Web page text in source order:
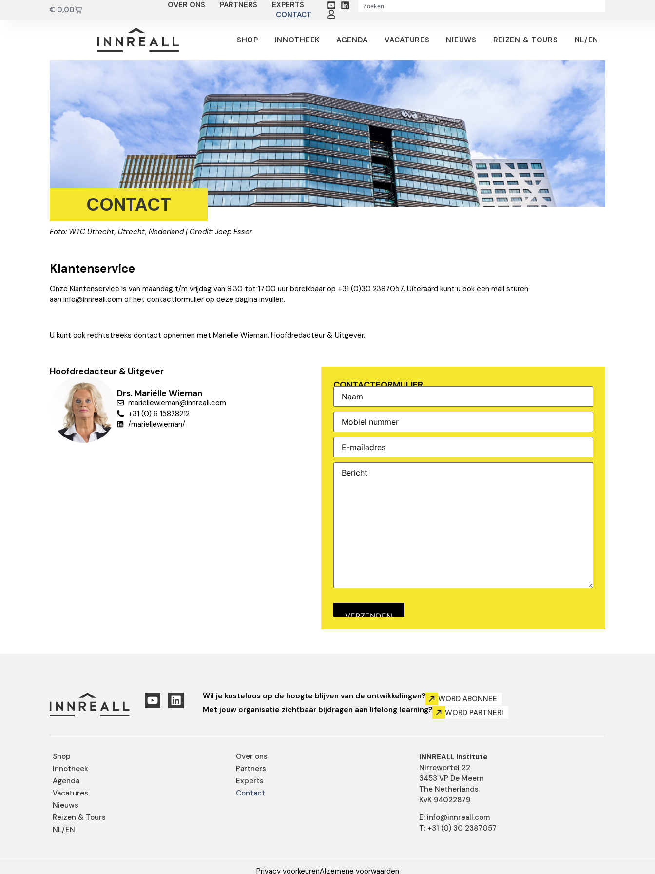
€ 0,00 OVER ONS PARTNERS
EXPERTS
CONTACT
SHOP INNOTHEEK AGENDA VACATURES NIEUWS REIZEN & TOURS NL/EN
CONTACT
Foto: WTC Utrecht, Utrecht, Nederland | Credit: Joep Esser
Klantenservice
Onze Klantenservice is van maandag t/m vrijdag van 8.30 tot 17.00 uur bereikbaar op +31 (0)30 2387057. Uiteraard kunt u ook een mail sturen
aan info@innreall.com of het contactformulier op deze pagina invullen.
U kunt ook rechtstreeks contact opnemen met Mariëlle Wieman, Hoofdredacteur & Uitgever.
Hoofdredacteur & Uitgever
Drs. Mariëlle Wieman
mariellewieman@innreall.com
+31 (0) 6 15828212
/mariellewieman/
CONTACTFORMULIER
Naam(Vereist)
Telefoonnummer(Vereist)
E-
mailadres(Vereist)
Bericht(Vereist)
Wil je kosteloos op de hoogte blijven van de ontwikkelingen?
WORD ABONNEE
Met jouw organisatie zichtbaar bijdragen aan lifelong learning?
WORD PARTNER!
Shop
Innotheek
Agenda
Vacatures
Nieuws
Reizen & Tours
NL/EN
Over ons
Partners
Experts
Contact
INNREALL Institute
Nirrewortel 22
3453 VP De Meern
The Netherlands
KvK 94022879
E: info@innreall.com
T: +31 (0) 30 2387057
Privacy voorkeurenAlgemene voorwaarden